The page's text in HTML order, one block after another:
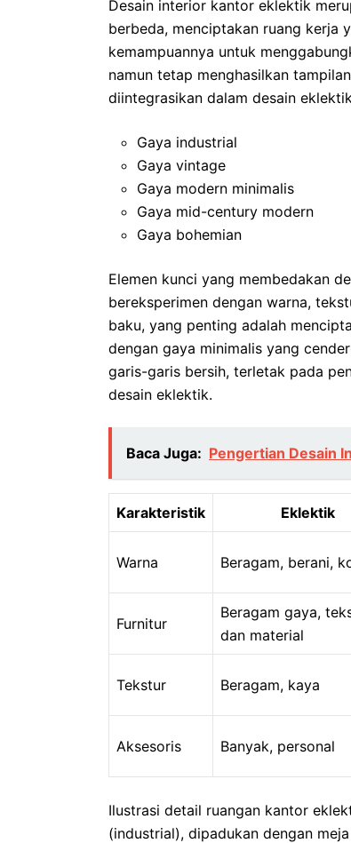
Desain interior kantor eklektik
berbeda, menciptakan ruang kerja
kemampuannya untuk
namun tetap menghasilkan
diintegrasikan dalam desain
Gaya industrial
Gaya vintage
Gaya modern minimalis
Gaya mid-century modern
Gaya bohemian
Elemen kunci yang membedakan
bereksperimen dengan warna,
baku, yang penting adalah
dengan gaya minimalis yang
garis-garis bersih, terletak pada
desain eklektik.
Baca Juga: Pengertian Desain
Karakteristik Eklektik
Warna Beragam, berani,
Furnitur
Beragam gaya,
dan material
Tekstur Beragam, kaya
Aksesoris Banyak, personal
Ilustrasi detail ruangan kantor
(industrial), dipadukan dengan